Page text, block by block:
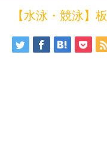
【水泳・競泳】